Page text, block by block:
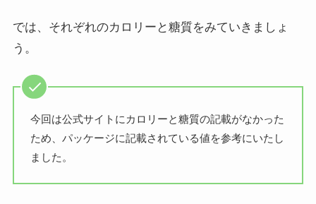
では、それぞれのカロリーと糖質をみていきましょ
う。
今回は公式サイトにカロリーと糖質の記載がなかった
ため、パッケージに記載されている値を参考にいたし
ました。